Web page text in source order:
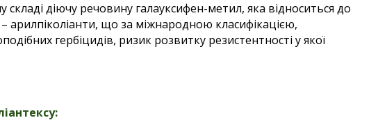
складі діючу речовину галауксифен-метил, яка відноситься до
– арилпіколіанти, що за міжнародною класифікацією,
гербіцидів, ризик розвитку резистентності у якої
ксу: